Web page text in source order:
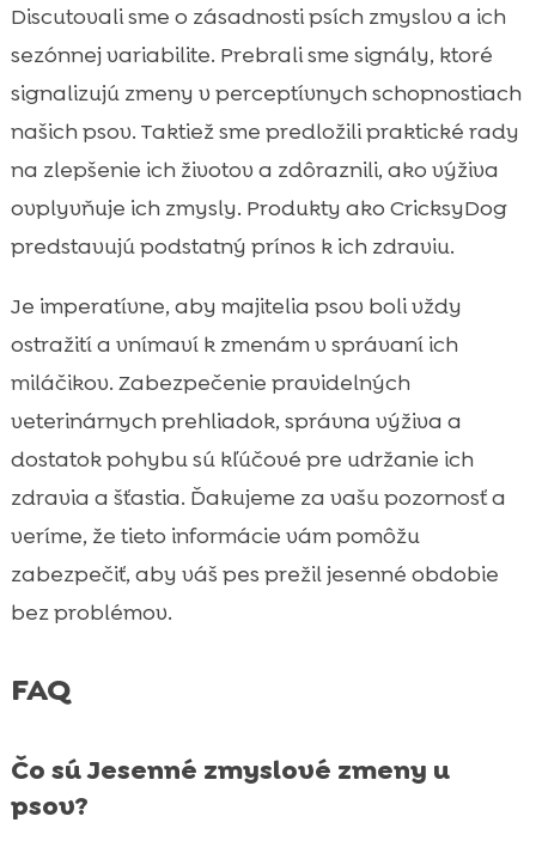
Discutovali sme o zásadnosti psích zmyslov a ich
sezónnej variabilite. Prebrali sme signály, ktoré
signalizujú zmeny v perceptívnych schopnostiach
našich psov. Taktiež sme predložili praktické rady
na zlepšenie ich životov a zdôraznili, ako výživa
ovplyvňuje ich zmysly. Produkty ako CricksyDog
predstavujú podstatný prínos k ich zdraviu.
Je imperatívne, aby majitelia psov boli vždy
ostražití a vnímaví k zmenám v správaní ich
miláčikov. Zabezpečenie pravidelných
veterinárnych prehliadok, správna výživa a
dostatok pohybu sú kľúčové pre udržanie ich
zdravia a šťastia. Ďakujeme za vašu pozornosť a
veríme, že tieto informácie vám pomôžu
zabezpečiť, aby váš pes prežil jesenné obdobie
bez problémov.
FAQ
Čo sú Jesenné zmyslové zmeny u
psov?